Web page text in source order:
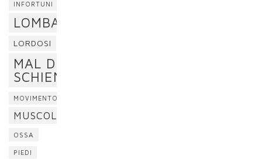
INFORTUNI
LOMBALGIA
LORDOSI
MAL DI
SCHIENA
MOVIMENTO
MUSCOLI
OSSA
PIEDI